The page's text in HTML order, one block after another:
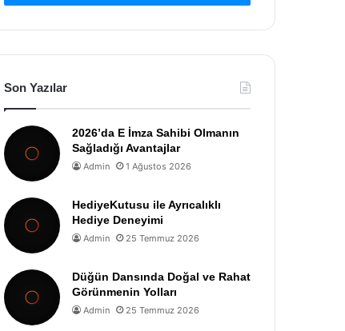
Son Yazılar
2026’da E İmza Sahibi Olmanın
Sağladığı Avantajlar
Admin 1 Ağustos 2026
HediyeKutusu ile Ayrıcalıklı
Hediye Deneyimi
Admin 25 Temmuz 2026
Düğün Dansında Doğal ve Rahat
Görünmenin Yolları
Admin 25 Temmuz 2026